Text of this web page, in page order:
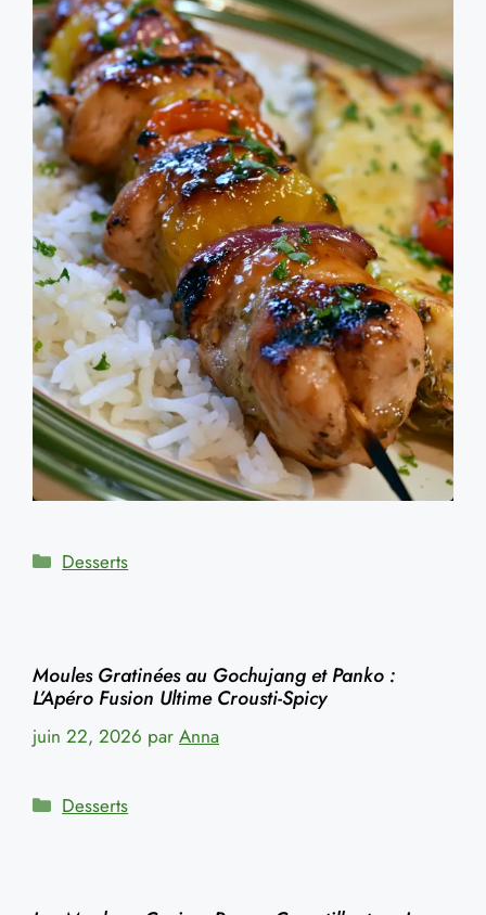
Catégories
Desserts
Moules Gratinées au Gochujang et Panko :
L’Apéro Fusion Ultime Crousti-Spicy
juin 22, 2026 par Anna
Catégories
Desserts